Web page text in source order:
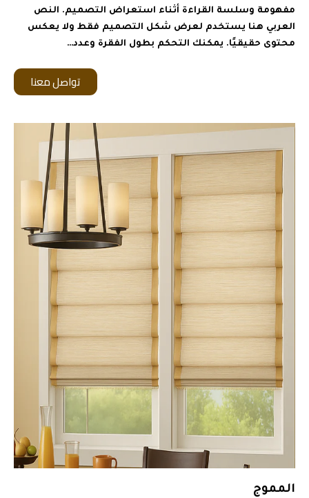
مفهومة وسلسة القراءة أثناء استعراض التصميم. النص
العربي هنا يستخدم لعرض شكل التصميم فقط ولا يعكس
محتوى حقيقيًا. يمكنك التحكم بطول الفقرة وعدد…
تواصل معنا
المموج